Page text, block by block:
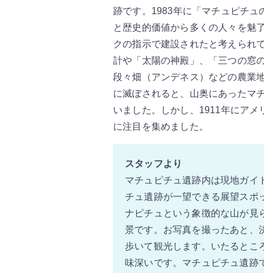
跡です。1983年に「マチュピチ
と歴史的価値から多くの人々を魅
クの指示で建設されたと考えられ
計や「太陽の神殿」、「三つの窓
段々畑（アンデネス）などの農業
に滅ぼされると、山奥にあったマ
いました。しかし、1911年にア
に注目を集めました。
スタッフより
マチュピチュ遺跡内は現地ガイ
チュ遺跡が一望できる展望スポ
ナピチュという象徴的な山が見
景です。お写真を撮ったあと、
歩いて観光します。いたるとこ
味深いです。マチュピチュ遺跡